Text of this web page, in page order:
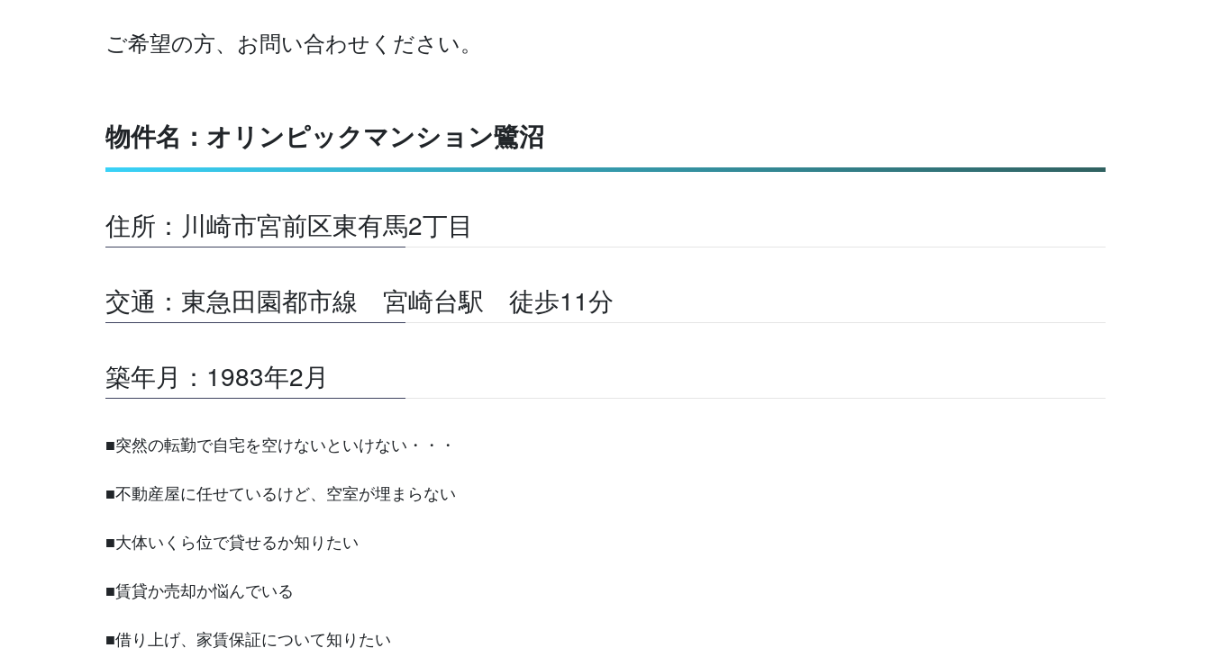
ご希望の方、お問い合わせください。
物件名：オリンピックマンション鷺沼
住所：川崎市宮前区東有馬2丁目
交通：東急田園都市線 宮崎台駅 徒歩11分
築年月：1983年2月
■突然の転勤で自宅を空けないといけない・・・
■不動産屋に任せているけど、空室が埋まらない
■大体いくら位で貸せるか知りたい
■賃貸か売却か悩んでいる
■借り上げ、家賃保証について知りたい